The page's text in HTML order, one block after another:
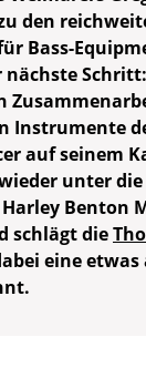
den
Bass-
nächste
Instrumente
auf seinem
unter
Benton
schlägt die
eine